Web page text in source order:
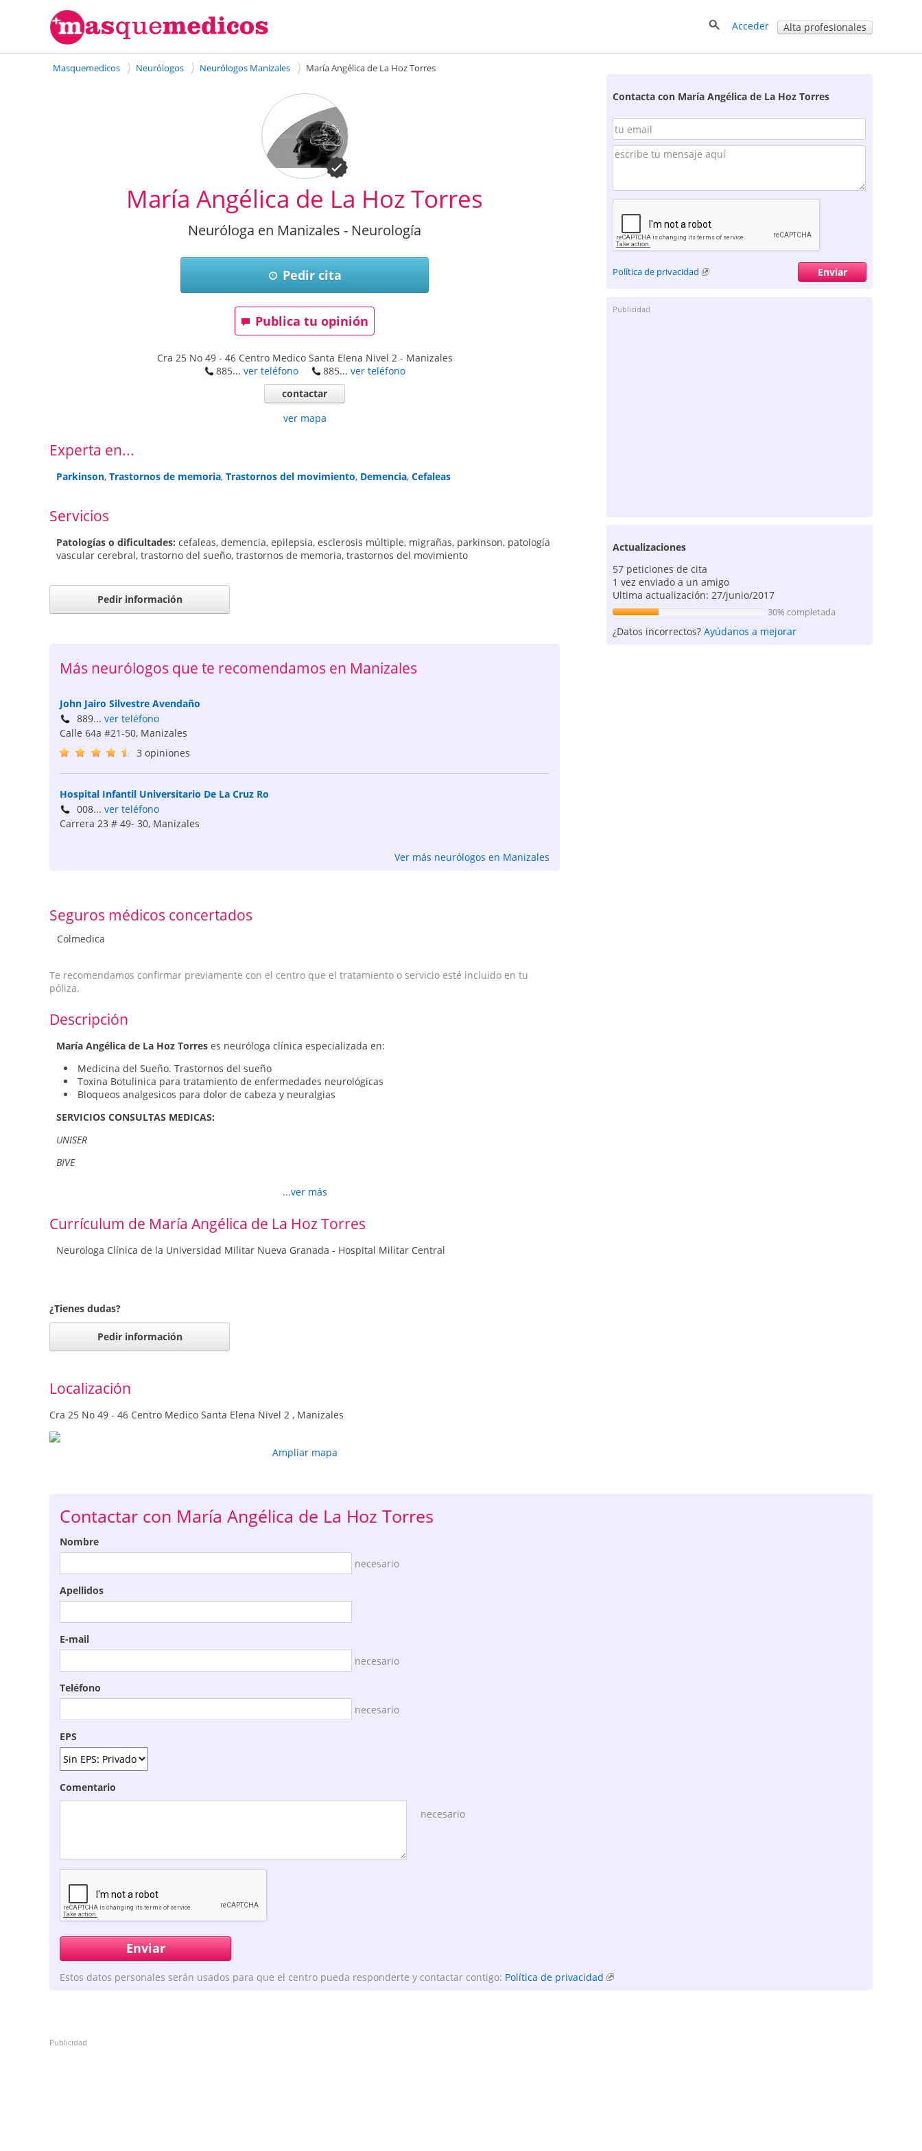
Acceder Alta profesionales
Masquemedicos Neurólogos Neurólogos Manizales María Angélica de La Hoz Torres
María Angélica de La Hoz Torres
Neuróloga en Manizales - Neurología
Pedir cita
Publica tu opinión
Cra 25 No 49 - 46 Centro Medico Santa Elena Nivel 2 - Manizales
885... ver teléfono 885... ver teléfono
contactar
ver mapa
Experta en...
Parkinson, Trastornos de memoria, Trastornos del movimiento, Demencia, Cefaleas
Servicios
Patologí­as o dificultades: cefaleas, demencia, epilepsia, esclerosis múltiple, migrañas, parkinson, patología
vascular cerebral, trastorno del sueño, trastornos de memoria, trastornos del movimiento
Pedir información
Más neurólogos que te recomendamos en Manizales
John Jairo Silvestre Avendaño
889... ver teléfono
Calle 64a #21-50, Manizales
3 opiniones
Hospital Infantil Universitario De La Cruz Ro
008... ver teléfono
Carrera 23 # 49- 30, Manizales
Ver más neurólogos en Manizales
Seguros médicos concertados
Colmedica
Te recomendamos confirmar previamente con el centro que el tratamiento o servicio esté incluido en tu
póliza.
Descripción
María Angélica de La Hoz Torres es neuróloga clínica especializada en:
Medicina del Sueño. Trastornos del sueño
Toxina Botulinica para tratamiento de enfermedades neurológicas
Bloqueos analgesicos para dolor de cabeza y neuralgias
SERVICIOS CONSULTAS MEDICAS:
UNISER
BIVE
...ver más
Currículum de María Angélica de La Hoz Torres
Neurologa Clínica de la Universidad Militar Nueva Granada - Hospital Militar Central
¿Tienes dudas?
Pedir información
Localización
Cra 25 No 49 - 46 Centro Medico Santa Elena Nivel 2 , Manizales
Ampliar mapa
Contacta con María Angélica de La Hoz Torres
Política de privacidad
Publicidad
Actualizaciones
57 peticiones de cita
1 vez enviado a un amigo
Ultima actualización: 27/junio/2017
30% completada
¿Datos incorrectos?Ayúdanos a mejorar
Contactar con María Angélica de La Hoz Torres
Nombre
necesario
Apellidos
E-mail
necesario
Teléfono
necesario
EPS
Comentario
necesario
Estos datos personales serán usados para que el centro pueda responderte y contactar contigo: Política de privacidad
Publicidad